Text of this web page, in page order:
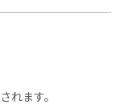
されます。